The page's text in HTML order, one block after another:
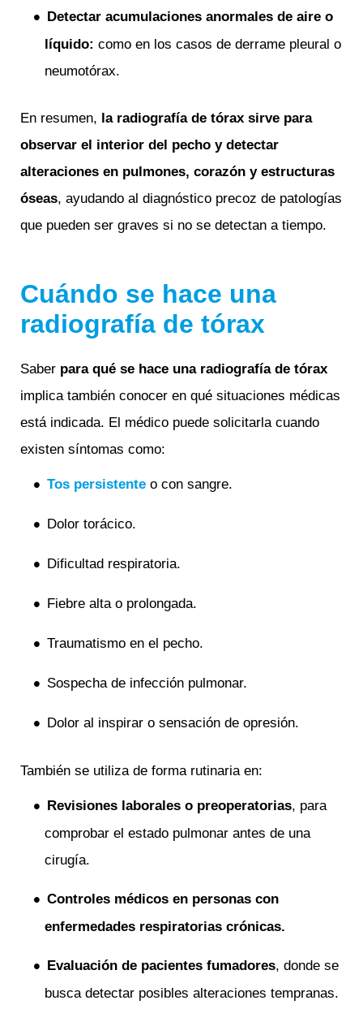
Detectar acumulaciones anormales de aire o
líquido: como en los casos de derrame pleural o
neumotórax.
En resumen, la radiografía de tórax sirve para
observar el interior del pecho y detectar
alteraciones en pulmones, corazón y estructuras
óseas, ayudando al diagnóstico precoz de patologías
que pueden ser graves si no se detectan a tiempo.
Cuándo se hace una
radiografía de tórax
Saber para qué se hace una radiografía de tórax
implica también conocer en qué situaciones médicas
está indicada. El médico puede solicitarla cuando
existen síntomas como:
Tos persistenteo con sangre.
Dolor torácico.
Dificultad respiratoria.
Fiebre alta o prolongada.
Traumatismo en el pecho.
Sospecha de infección pulmonar.
Dolor al inspirar o sensación de opresión.
También se utiliza de forma rutinaria en:
Revisiones laborales o preoperatorias, para
comprobar el estado pulmonar antes de una
cirugía.
Controles médicos en personas con
enfermedades respiratorias crónicas.
Evaluación de pacientes fumadores, donde se
busca detectar posibles alteraciones tempranas.